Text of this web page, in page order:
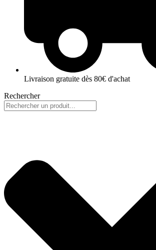
Livraison gratuite dès 80€ d'achat
Rechercher